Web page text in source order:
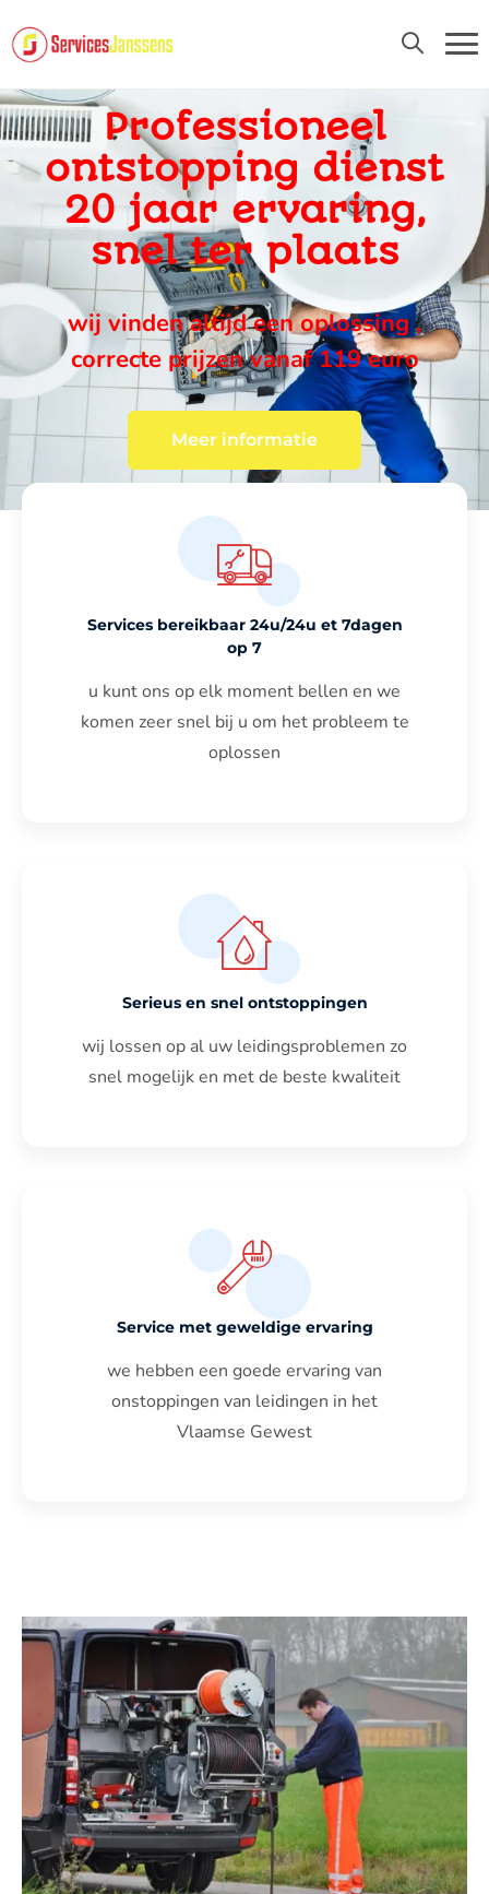
Professioneel
ontstopping dienst
20 jaar ervaring,
snel ter plaats
wij vinden altijd een oplossing ,
correcte prijzen vanaf 119 euro
Meer informatie
Services bereikbaar 24u/24u et 7dagen
op 7
u kunt ons op elk moment bellen en we
komen zeer snel bij u om het probleem te
oplossen
Serieus en snel ontstoppingen
wij lossen op al uw leidingsproblemen zo
snel mogelijk en met de beste kwaliteit
Service met geweldige ervaring
we hebben een goede ervaring van
onstoppingen van leidingen in het
Vlaamse Gewest